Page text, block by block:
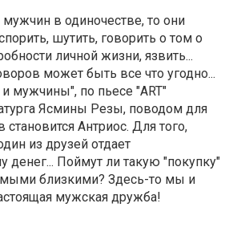
мужчин в одиночестве, то они
шутить, говорить о том о
личной жизни, язвить...
может быть все что угодно...
мужчины", по пьесе "АRT"
Ясмины Резы, поводом для
Антриос. Для того,
из друзей отдает
денег... Поймут ли такую "покупку"
близкими? Здесь-то мы и
мужская дружба!